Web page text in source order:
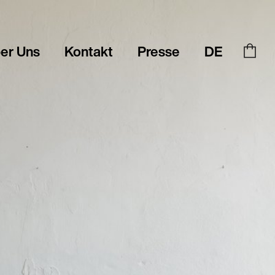
Uns Kontakt Presse DE